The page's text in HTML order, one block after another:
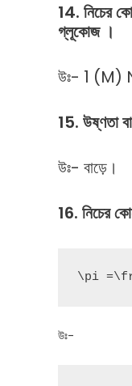
14. নিচের
গ্লূকোজ ।
উঃ- 1 (M)
15. উষ্ণতা
উঃ- বাড়ে।
16. নিচের
\pi
উঃ-